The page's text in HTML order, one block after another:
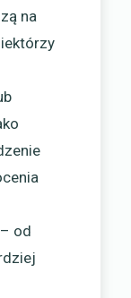
na
od